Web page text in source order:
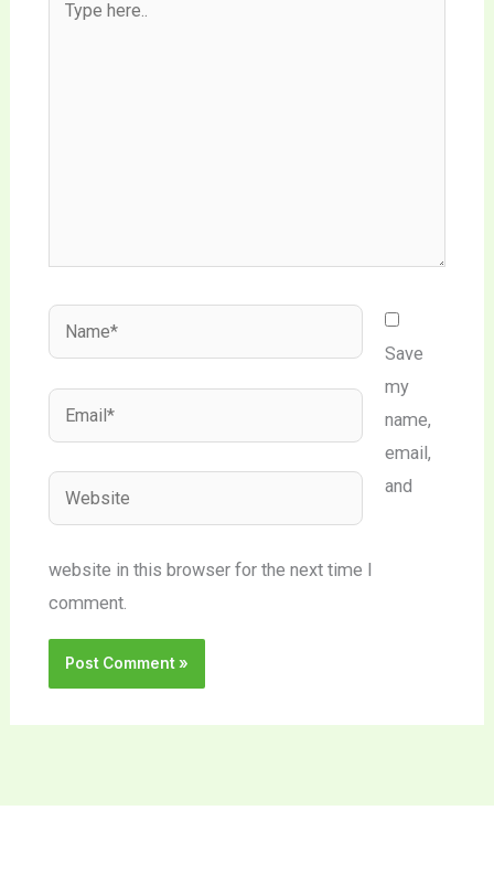
here..
Name*
Website
Save
my
name,
email,
and
website in this browser for the next time I
comment.